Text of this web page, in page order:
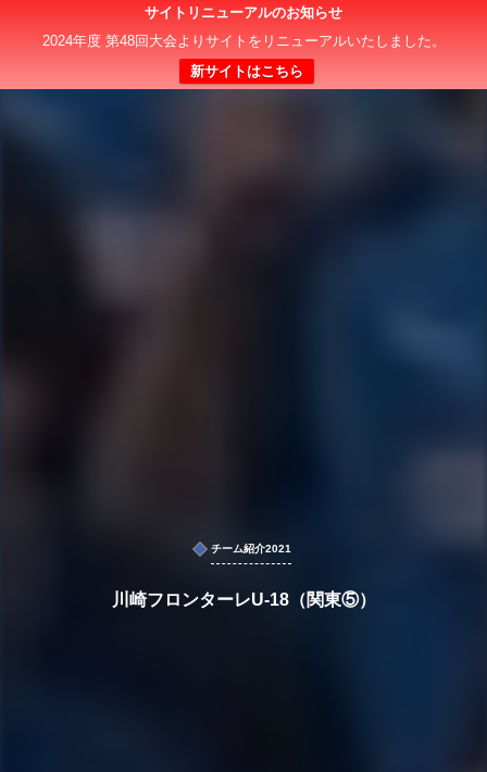
サイトリニューアルのお知らせ
2024年度 第48回大会よりサイトをリニューアルいたしました。
新サイトはこちら
チーム紹介2021
川崎フロンターレU-18（関東⑤）